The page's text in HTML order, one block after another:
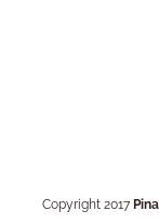
Copyright 2017